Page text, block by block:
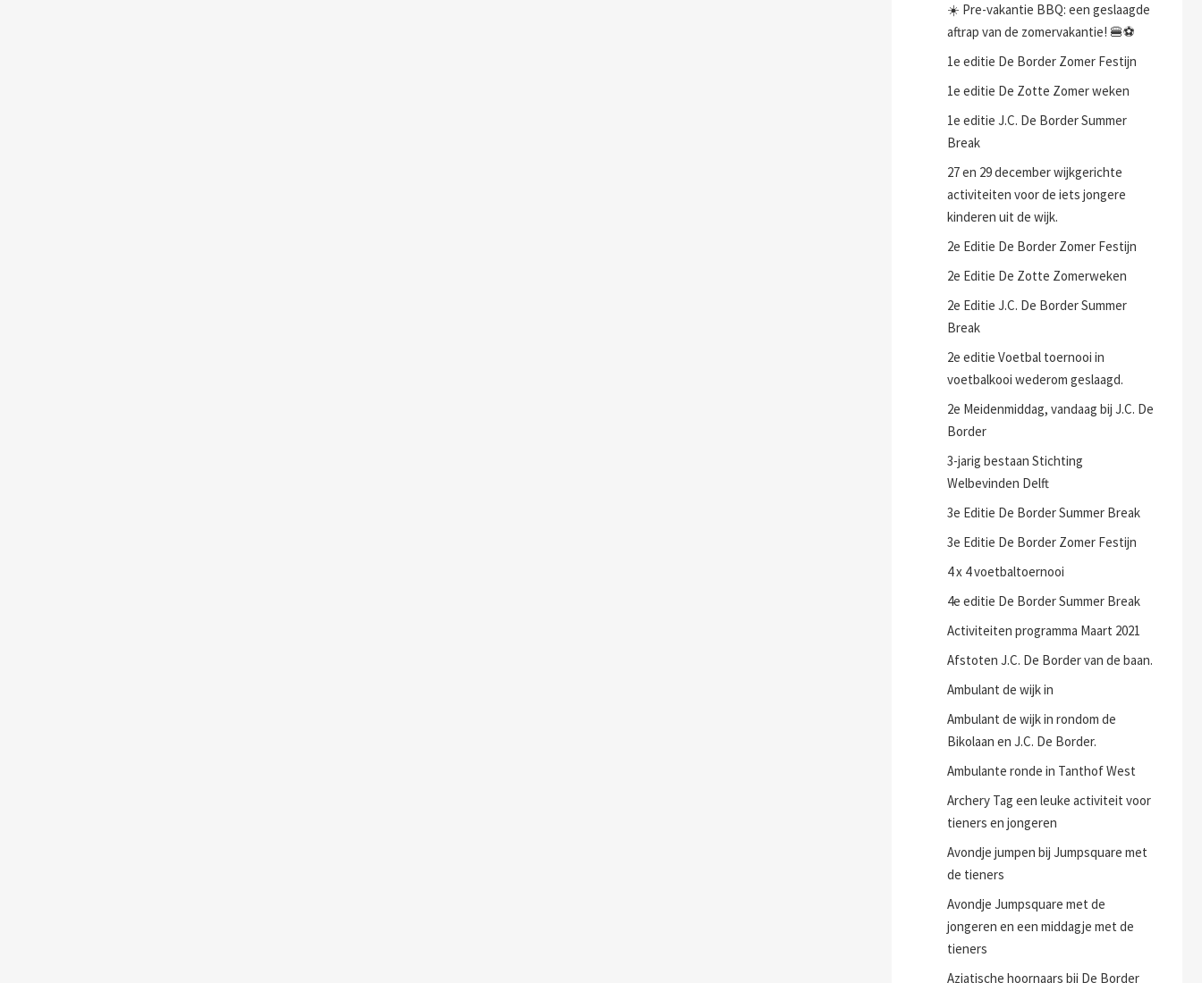
☀️ Pre-vakantie BBQ: een geslaagde
aftrap van de zomervakantie! 🍔⚽
1e editie De Border Zomer Festijn
1e editie De Zotte Zomer weken
1e editie J.C. De Border Summer
Break
27 en 29 december wijkgerichte
activiteiten voor de iets jongere
kinderen uit de wijk.
2e Editie De Border Zomer Festijn
2e Editie De Zotte Zomerweken
2e Editie J.C. De Border Summer
Break
2e editie Voetbal toernooi in
voetbalkooi wederom geslaagd.
2e Meidenmiddag, vandaag bij J.C. De
Border
3-jarig bestaan Stichting
Welbevinden Delft
3e Editie De Border Summer Break
3e Editie De Border Zomer Festijn
4 x 4 voetbaltoernooi
4e editie De Border Summer Break
Activiteiten programma Maart 2021
Afstoten J.C. De Border van de baan.
Ambulant de wijk in
Ambulant de wijk in rondom de
Bikolaan en J.C. De Border.
Ambulante ronde in Tanthof West
Archery Tag een leuke activiteit voor
tieners en jongeren
Avondje jumpen bij Jumpsquare met
de tieners
Avondje Jumpsquare met de
jongeren en een middagje met de
tieners
Aziatische hoornaars bij De Border